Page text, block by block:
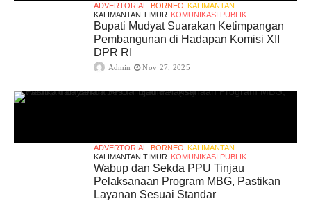
ADVERTORIAL BORNEO KALIMANTAN
KALIMANTAN TIMUR KOMUNIKASI PUBLIK
Bupati Mudyat Suarakan Ketimpangan
Pembangunan di Hadapan Komisi XII
DPR RI
Admin Nov 27, 2025
ADVERTORIAL BORNEO KALIMANTAN
KALIMANTAN TIMUR KOMUNIKASI PUBLIK
Wabup dan Sekda PPU Tinjau
Pelaksanaan Program MBG, Pastikan
Layanan Sesuai Standar